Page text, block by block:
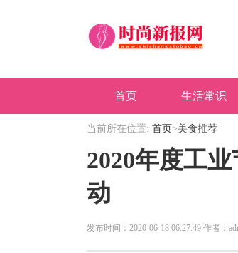
首页 生活常识
当前所在位置: 首页>美食推荐
2020年度工
动
发布时间：2020-06-18 06:27:49 作者：